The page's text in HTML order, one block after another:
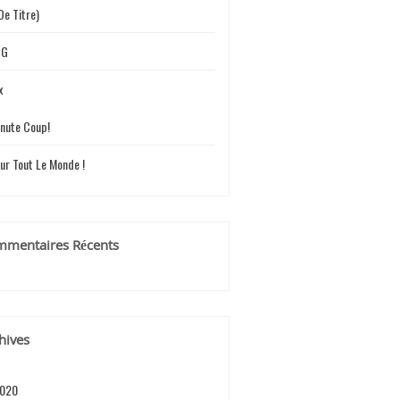
Titre)
Coup!
Tout Le Monde !
Récents